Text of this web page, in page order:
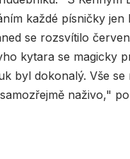
každé písničky jen
se rozsvítilo
kytara se magicky
byl dokonalý. Vše se
naživo,"